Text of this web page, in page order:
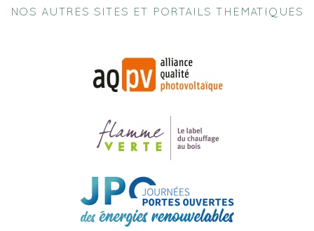
NOS AUTRES SITES ET PORTAILS THEMATIQUES